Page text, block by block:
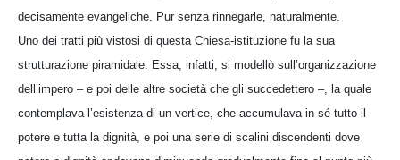
decisamente evangeliche. Pur senza rinnegarle, naturalmente.
Uno dei tratti più vistosi di questa Chiesa-istituzione fu la sua
strutturazione piramidale. Essa, infatti, si modellò sull’organizzazione
dell’impero – e poi delle altre società che gli succedettero –, la quale
contemplava l’esistenza di un vertice, che accumulava in sé tutto il
potere e tutta la dignità, e poi una serie di scalini discendenti dove